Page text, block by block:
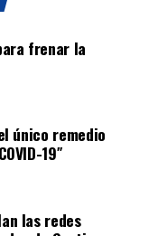
frenar la
único remedio
19″
las redes